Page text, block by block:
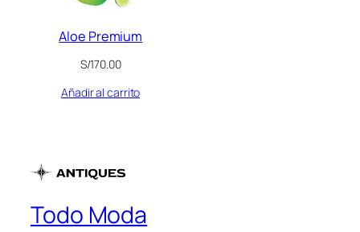
Aloe Premium
S/170.00
Añadir al carrito
Todo Moda